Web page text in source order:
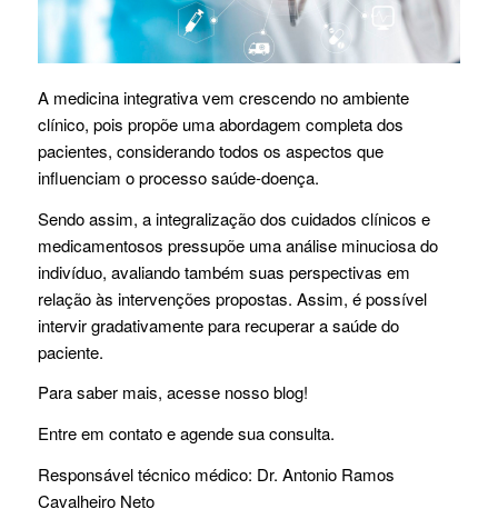
A medicina integrativa vem crescendo no ambiente
clínico, pois propõe uma abordagem completa dos
pacientes, considerando todos os aspectos que
influenciam o processo saúde-doença.
Sendo assim, a integralização dos cuidados clínicos e
medicamentosos pressupõe uma análise minuciosa do
indivíduo, avaliando também suas perspectivas em
relação às intervenções propostas. Assim, é possível
intervir gradativamente para recuperar a saúde do
paciente.
Para saber mais, acesse nosso blog!
Entre em contato e agende sua consulta.
Responsável técnico médico: Dr. Antonio Ramos
Cavalheiro Neto